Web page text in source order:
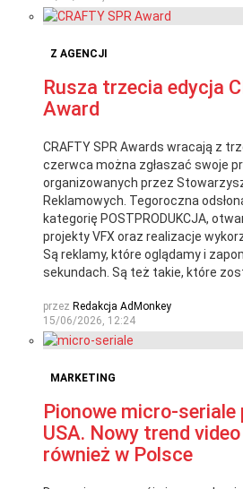
Z AGENCJI
Rusza trzecia edycja
Award
CRAFTY SPR Awards wracają z
czerwca można zgłaszać swoje
organizowanych przez
Reklamowych. Tegoroczna
kategorię POSTPRODUKCJA,
projekty VFX oraz realizacje
Są reklamy, które oglądamy i
sekundach. Są też takie, które
przez Redakcja AdMonkey
15/06/2026, 12:24
MARKETING
Pionowe micro-seriale
USA. Nowy trend
również w Polsce